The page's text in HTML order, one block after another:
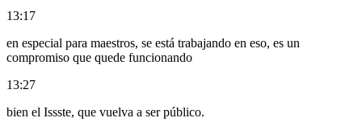
13:17
en especial para maestros, se está trabajando en eso, es un
compromiso que quede funcionando
13:27
bien el Issste, que vuelva a ser público.